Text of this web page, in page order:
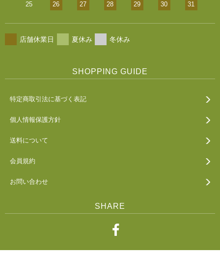
25 26 27 28 29 30 31
店舗休業日 夏休み 冬休み
SHOPPING GUIDE
特定商取引法に基づく表記
個人情報保護方針
送料について
会員規約
お問い合わせ
SHARE